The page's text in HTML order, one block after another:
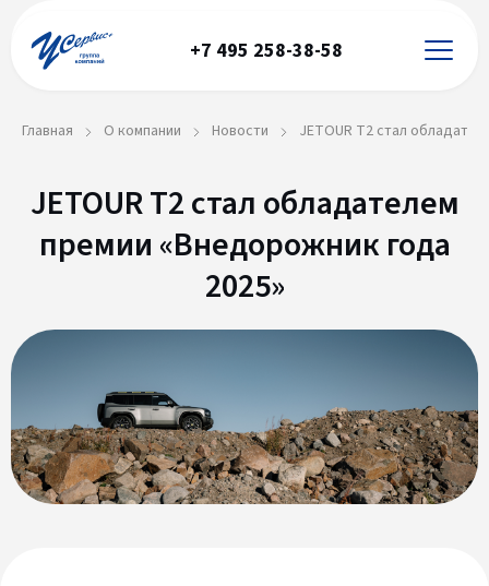
+7 495 258-38-58
Главная О компании Новости JETOUR T2 стал
JETOUR T2 стал обладателем
премии «Внедорожник года
2025»